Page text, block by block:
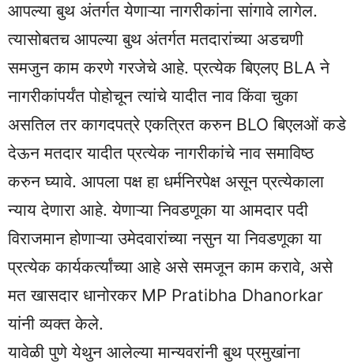
आपल्या बुथ अंतर्गत येणाऱ्या नागरीकांना सांगावे लागेल.
त्यासोबतच आपल्या बुथ अंतर्गत मतदारांच्या अडचणी
समजुन काम करणे गरजेचे आहे. प्रत्येक बिएलए BLA ने
नागरीकांपर्यंत पोहोचून त्यांचे यादीत नाव किंवा चुका
असतिल तर कागदपत्रे एकत्रित करुन BLO बिएलओं कडे
देऊन मतदार यादीत प्रत्येक नागरीकांचे नाव समाविष्ठ
करुन घ्यावे. आपला पक्ष हा धर्मनिरपेक्ष असून प्रत्येकाला
न्याय देणारा आहे. येणाऱ्या निवडणूका या आमदार पदी
विराजमान होणाऱ्या उमेदवारांच्या नसुन या निवडणूका या
प्रत्येक कार्यकर्त्यांच्या आहे असे समजून काम करावे, असे
मत खासदार धानोरकर MP Pratibha Dhanorkar
यांनी व्यक्त केले.
यावेळी पुणे येथुन आलेल्या मान्यवरांनी बुथ प्रमुखांना